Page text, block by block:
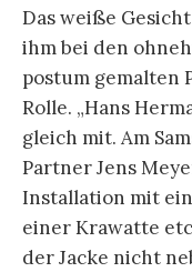
Das weiße
ihm bei den
postum gemalten
Rolle. „Hans
gleich mit. Am
Partner Jens
Installation mit
einer Krawatte
der Jacke nicht